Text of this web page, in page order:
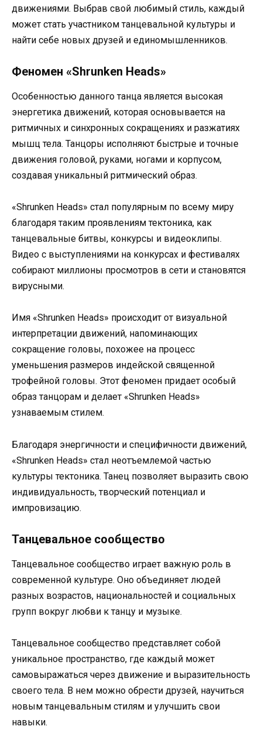
движениями. Выбрав свой любимый стиль, каждый
может стать участником танцевальной культуры и
найти себе новых друзей и единомышленников.
Феномен «Shrunken Heads»
Особенностью данного танца является высокая
энергетика движений, которая основывается на
ритмичных и синхронных сокращениях и разжатиях
мышц тела. Танцоры исполняют быстрые и точные
движения головой, руками, ногами и корпусом,
создавая уникальный ритмический образ.
«Shrunken Heads» стал популярным по всему миру
благодаря таким проявлениям тектоника, как
танцевальные битвы, конкурсы и видеоклипы.
Видео с выступлениями на конкурсах и фестивалях
собирают миллионы просмотров в сети и становятся
вирусными.
Имя «Shrunken Heads» происходит от визуальной
интерпретации движений, напоминающих
сокращение головы, похожее на процесс
уменьшения размеров индейской священной
трофейной головы. Этот феномен придает особый
образ танцорам и делает «Shrunken Heads»
узнаваемым стилем.
Благодаря энергичности и специфичности движений,
«Shrunken Heads» стал неотъемлемой частью
культуры тектоника. Танец позволяет выразить свою
индивидуальность, творческий потенциал и
импровизацию.
Танцевальное сообщество
Танцевальное сообщество играет важную роль в
современной культуре. Оно объединяет людей
разных возрастов, национальностей и социальных
групп вокруг любви к танцу и музыке.
Танцевальное сообщество представляет собой
уникальное пространство, где каждый может
самовыражаться через движение и выразительность
своего тела. В нем можно обрести друзей, научиться
новым танцевальным стилям и улучшить свои
навыки.